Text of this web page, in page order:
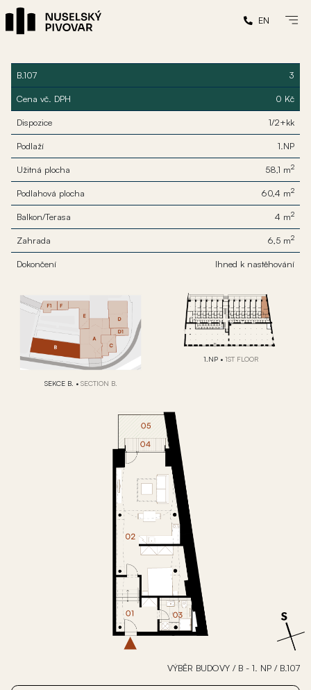
EN
B.107 3
Cena vč. DPH 0 Kč
Dispozice 1/2+kk
Podlaží 1.NP
Užitná plocha 58,1 m2
Podlahová plocha 60,4 m2
Balkon/Terasa 4 m2
Zahrada 6,5 m2
Dokončení Ihned k nastěhování
SEKCE B. • SECTION B.
1.NP • 1ST FLOOR
VÝBĚR BUDOVY / B - 1. NP / B.107